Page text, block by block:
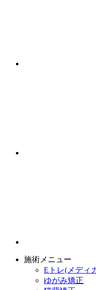
施術メニュー
Eトレ(メディ
ゆがみ矯正